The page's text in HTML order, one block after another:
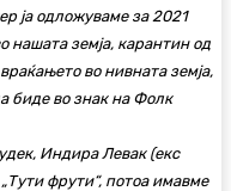
ја одложуваме за 2021
нашата земја, карантин од
во нивната земја,
биде во знак на Фолк
Индира Левак (екс
фрути“, потоа имавме